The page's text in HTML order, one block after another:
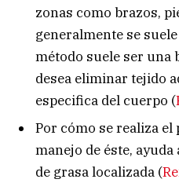
zonas como brazos,
generalmente se
método suele ser una
desea eliminar tejido
especifica del cuerpo (
Por cómo se realiza
manejo de éste,
de grasa localizada (